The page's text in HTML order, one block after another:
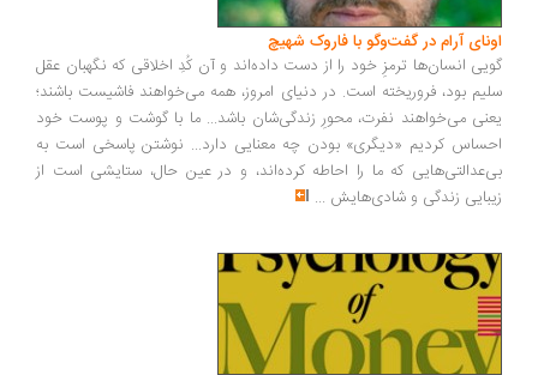
آرام در گفت‌وگو با فاروک شهیچ‭
انسان‌ها ترمزِ خود را از دست داده‌اند و آن کُدِ اخلاقی که نگهبان عقل
بود، فروریخته است. در دنیای امروز، همه می‌خواهند فاشیست باشند؛
می‌خواهند نفرت، محورِ زندگی‌شان باشد... ما با گوشت و پوست خود
کردیم «دیگری» بودن چه معنایی دارد... نوشتن پاسخی است به
که ما را احاطه کرده‌اند، و در عین حال، ستایشی است از
زندگی و شادی‌هایش...